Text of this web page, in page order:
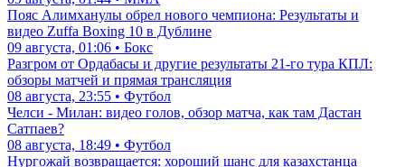
Пояс Алимханулы обрел нового чемпиона: Результаты и
видео Zuffa Boxing 10 в Дублине
09 августа, 01:06 • Бокс
Разгром от Ордабасы и другие результаты 21-го тура КПЛ:
обзоры матчей и прямая трансляция
08 августа, 23:55 • Футбол
Челси - Милан: видео голов, обзор матча, как там Дастан
Сатпаев?
08 августа, 18:49 • Футбол
Нургожай возвращается: хороший шанс для казахстанца